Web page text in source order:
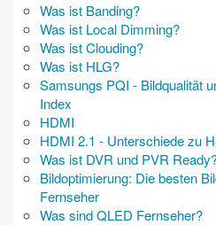
Was ist Banding?
Was ist Local Dimming?
Was ist Clouding?
Was ist HLG?
Samsungs PQI - Bildqualität
Index
HDMI
HDMI 2.1 - Unterschiede zu
Was ist DVR und PVR
Bildoptimierung: Die besten
Fernseher
Was sind QLED Fernseher?